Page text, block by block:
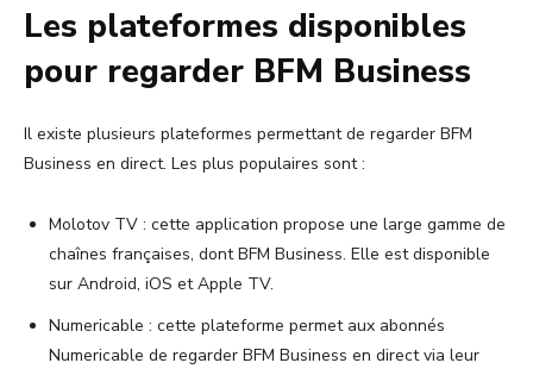
Les plateformes disponibles
pour regarder BFM Business
Il existe plusieurs plateformes permettant de regarder BFM
Business en direct. Les plus populaires sont :
Molotov TV : cette application propose une large gamme de
chaînes françaises, dont BFM Business. Elle est disponible
sur Android, iOS et Apple TV.
Numericable : cette plateforme permet aux abonnés
Numericable de regarder BFM Business en direct via leur